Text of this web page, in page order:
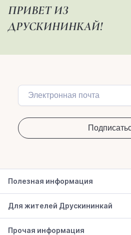
ПРИВЕТ ИЗ
ДРУСКИНИНКАЙ!
Полезная информация
Для жителей Друскининкай
Прочая информация